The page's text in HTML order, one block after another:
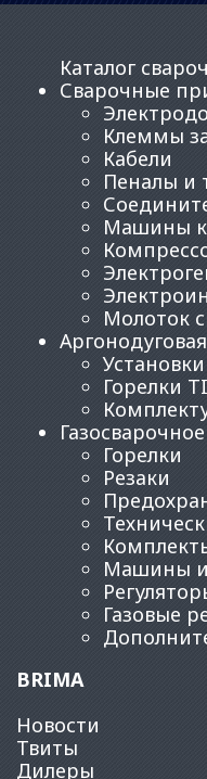
Каталог
Сварочные
Клеммы
Кабели
Пеналы и
Машины
Молоток
Горелки
Горелки
Резаки
Машины
Газовые
BRIMA
Новости
Твиты
Дилеры